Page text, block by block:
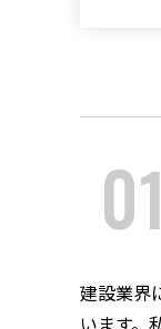
01
建設業界
います。